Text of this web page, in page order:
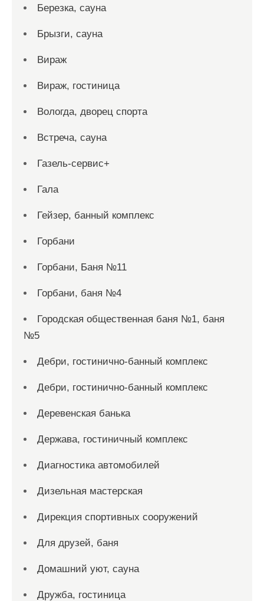
Березка, сауна
Брызги, сауна
Вираж
Вираж, гостиница
Вологда, дворец спорта
Встреча, сауна
Газель-сервис+
Гала
Гейзер, банный комплекс
Горбани
Горбани, Баня №11
Горбани, баня №4
Городская общественная баня №1, баня
№5
Дебри, гостинично-банный комплекс
Дебри, гостинично-банный комплекс
Деревенская банька
Держава, гостиничный комплекс
Диагностика автомобилей
Дизельная мастерская
Дирекция спортивных сооружений
Для друзей, баня
Домашний уют, сауна
Дружба, гостиница